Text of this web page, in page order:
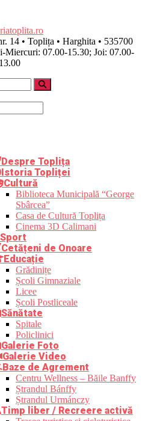
14 • Toplița • Harghita • 535700
Miercuri: 07.00-15.30; Joi: 07.00-
Despre Toplița
Istoria Topliței
Cultură
Biblioteca Municipală “George
Sbârcea”
Casa de Cultură Toplița
Cinema 3D Calimani
Sport
Cetățeni de Onoare
Educație
Grădinițe
Școli Gimnaziale
Licee
Școli Postliceale
Sănătate
Spitale
Policlinici
Galerie Foto
Galerie Video
Baze de Agrement
Centru Wellness – Băile Banffy
Ștrandul Bánffy
Ștrandul Urmánczy
Timp liber / Recreere activă